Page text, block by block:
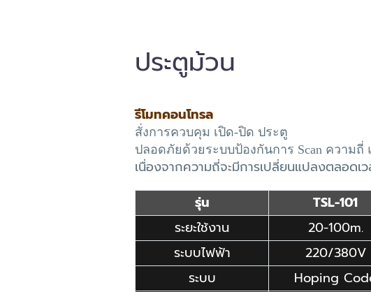
ประตูม้วน
รีโมทคอนโทรล
สั่งการควบคุม เปิด-ปิด ประตู
ปลอดภัยด้วยระบบป้องกันการ Scan ความถี่
เนื่องจากความถี่จะมีการเปลี่ยนแปลงตลอดเ
รุ่น
TSL-101
ระยะใช้งาน
20-100m.
ระบบไฟฟ้า
220/380V
ระบบ
Hoping